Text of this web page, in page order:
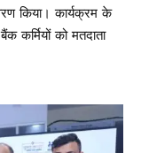
किया। कार्यक्रम के
कर्मियों को मतदाता